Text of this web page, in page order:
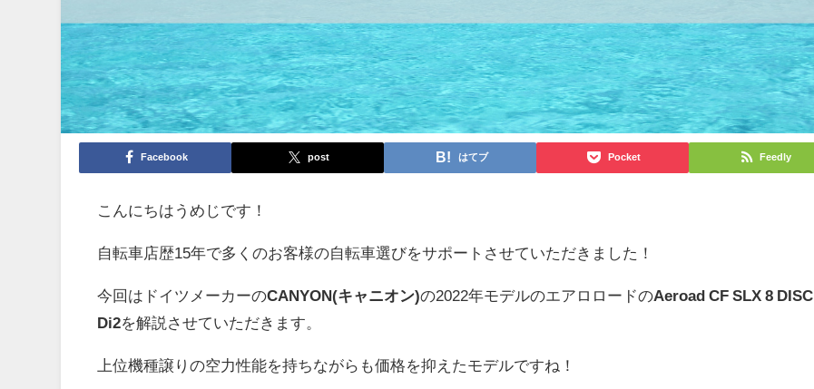
Facebook post はてブ Pocket Feedly
こんにちはうめじです！
自転車店歴15年で多くのお客様の自転車選びをサポートさせていただきました！
今回はドイツメーカーのCANYON(キャニオン)の2022年モデルのエアロロードのAeroad CF SLX 8 DISC
Di2を解説させていただきます。
上位機種譲りの空力性能を持ちながらも価格を抑えたモデルですね！